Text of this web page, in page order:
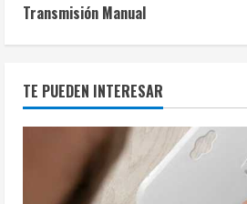
Transmisión Manual
TE PUEDEN INTERESAR